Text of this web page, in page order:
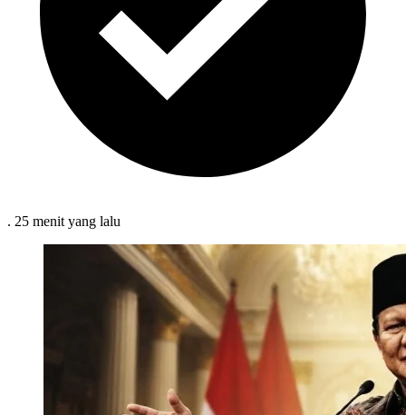
. 25 menit yang lalu